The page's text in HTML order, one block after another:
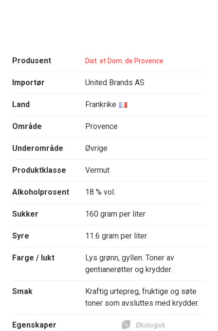
Produsent Dist. et Dom. de Provence
Importør United Brands AS
Land Frankrike
Område Provence
Underområde Øvrige
Produktklasse Vermut
Alkoholprosent 18 % vol.
Sukker 160 gram per liter
Syre 11.6 gram per liter
Farge / lukt
Lys grønn, gyllen. Toner av
gentianerøtter og krydder.
Smak
Kraftig urtepreg, fruktige og søte
toner som avsluttes med krydder.
Egenskaper Økologisk